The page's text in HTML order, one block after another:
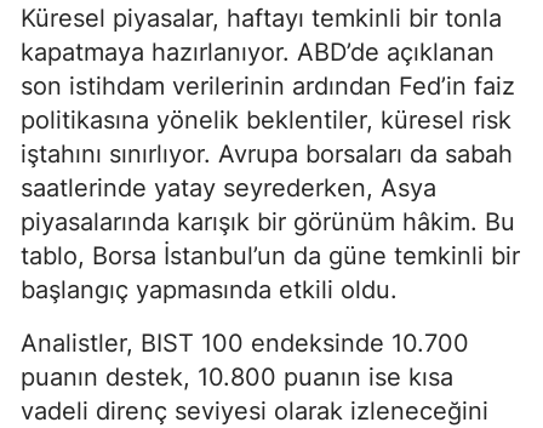
Küresel piyasalar, haftayı temkinli bir tonla
kapatmaya hazırlanıyor. ABD’de açıklanan
son istihdam verilerinin ardından Fed’in faiz
politikasına yönelik beklentiler, küresel risk
iştahını sınırlıyor. Avrupa borsaları da sabah
saatlerinde yatay seyrederken, Asya
piyasalarında karışık bir görünüm hâkim. Bu
tablo, Borsa İstanbul’un da güne temkinli bir
başlangıç yapmasında etkili oldu.
Analistler, BIST 100 endeksinde 10.700
puanın destek, 10.800 puanın ise kısa
vadeli direnç seviyesi olarak izleneceğini